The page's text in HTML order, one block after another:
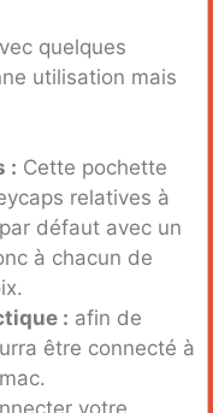
quelques
utilisation mais
: Cette pochette
relatives à
défaut avec un
à chacun de
: afin de
être connecté à